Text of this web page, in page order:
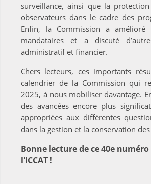
surveillance, ainsi que la
observateurs dans le cadre des
Enfin, la Commission a amélioré
mandataires et a discuté
administratif et financier.
Chers lecteurs, ces importants
calendrier de la Commission qui
2025, à nous mobiliser davantage.
des avancées encore plus
appropriées aux différentes
dans la gestion et la conservation
Bonne lecture de ce 40e
l'ICCAT !